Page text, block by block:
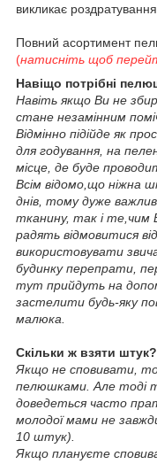
викликає роздратування
Повний асортимент
(натисніть щоб
Навіщо потрібні
Навіть якщо Ви не
стане незамінним
Відмінно підійде як
для годування, на
місце, де буде
Всім відомо,що ніжна
днів, тому дуже
тканину, так і
радять відмовитися
використовувати
будинку перепрати,
тут прийдуть на
застелити будь-яку
малюка.
Скільки ж взяти штук?
Якщо не сповивати,
пелюшками. Але тоді
доведеться часто
молодої мами не
10 штук).
Якщо плануєте